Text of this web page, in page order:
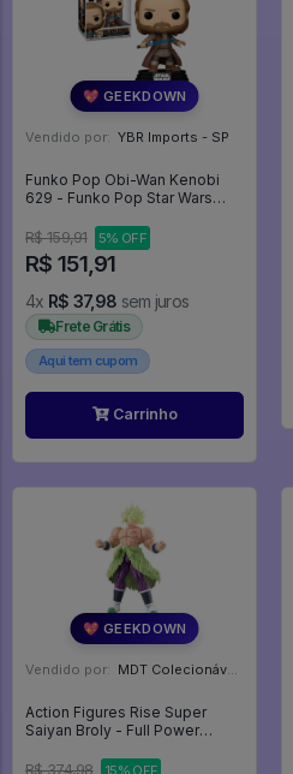
💖 GEEKDOWN
Vendido por: YBR Imports - SP
Funko Pop Obi-Wan Kenobi
629 - Funko Pop Star Wars
R$ 159,91
5% OFF
R$ 151,91
4x R$ 37,98 sem juros
Frete Grátis
Aqui tem cupom
Carrinho
💖 GEEKDOWN
Vendido por: MDT Colecionáveis - DF
Action Figures Rise Super
Saiyan Broly - Full Power
Broly
R$ 374,98 15% OFF